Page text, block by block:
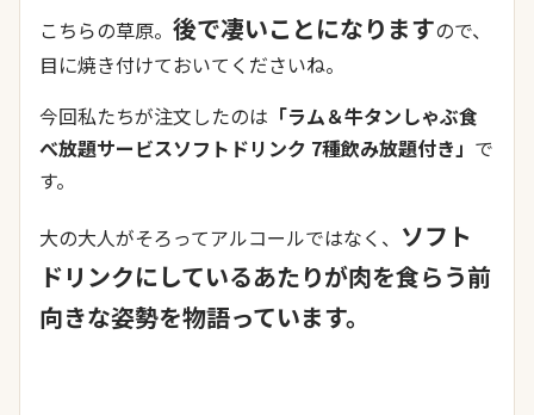
こちらの草原。 後で凄いことになりますので、
目に焼き付けておいてくださいね。
今回私たちが注文したのは 「ラム＆牛タンしゃぶ食
べ放題サービスソフトドリンク 7種飲み放題付き」 で
す。
大の大人がそろってアルコールではなく、 ソフト
ドリンクにしているあたりが肉を食らう前
向きな姿勢を物語っています。